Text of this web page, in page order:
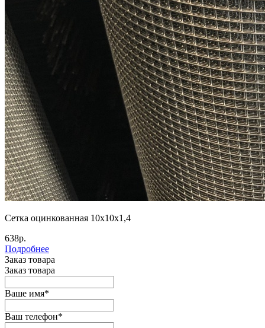
Сетка оцинкованная 10х10х1,4
638р.
Подробнее
Заказ товара
Заказ товара
Ваше имя*
Ваш телефон*